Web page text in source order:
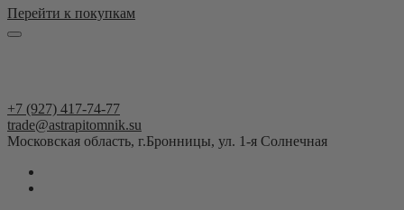
Перейти к покупкам
+7 (927) 417-74-77
trade@astrapitomnik.su
Московская область, г.Бронницы, ул. 1-я Солнечная